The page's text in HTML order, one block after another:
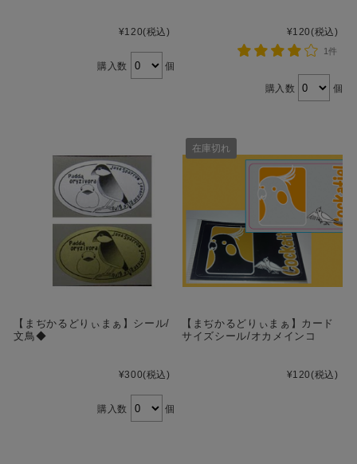
¥120(税込)
購入数 個
¥120(税込)
1件
購入数 個
【まぢかるどりぃまぁ】シール/
文鳥◆
¥300(税込)
購入数 個
【まぢかるどりぃまぁ】カード
サイズシール/オカメインコ
¥120(税込)
在庫切れ